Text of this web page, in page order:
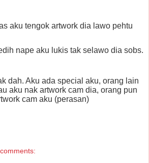
aku tengok artwork dia lawo pehtu
nape aku lukis tak selawo dia sobs.
dah. Aku ada special aku, orang lain
aku nak artwork cam dia, orang pun
cam aku (perasan)